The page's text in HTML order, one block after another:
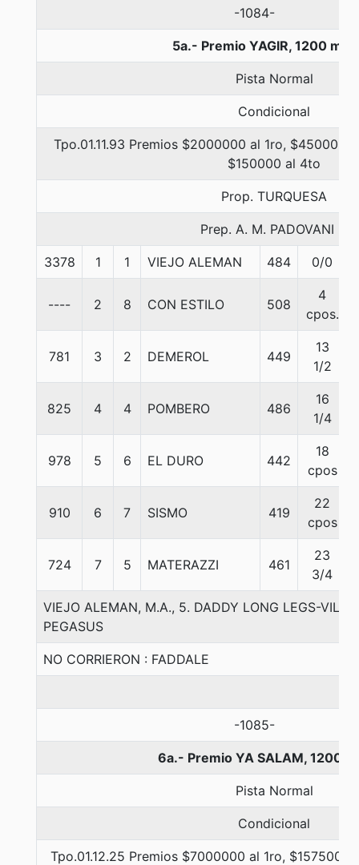
-1084-
5a.- Premio YAGIR, 1200
Pista Normal
Condicional
Tpo.01.11.93 Premios $2000000 al 1ro, $450000
$150000 al 4to
Prop. TURQUESA
Prep. A. M. PADOVANI F.
3378 1 1 VIEJO ALEMAN 484 0/0
---- 2 8 CON ESTILO 508
4
cpos.
781 3 2 DEMEROL 449
13
1/2
825 4 4 POMBERO 486
16
1/4
978 5 6 EL DURO 442
18
cpos
910 6 7 SISMO 419
22
cpos
724 7 5 MATERAZZI 461
23
3/4
VIEJO ALEMAN, M.A., 5. DADDY LONG LEGS-
PEGASUS
NO CORRIERON : FADDALE
-1085-
6a.- Premio YA SALAM, 1200
Pista Normal
Condicional
Tpo.01.12.25 Premios $7000000 al 1ro,